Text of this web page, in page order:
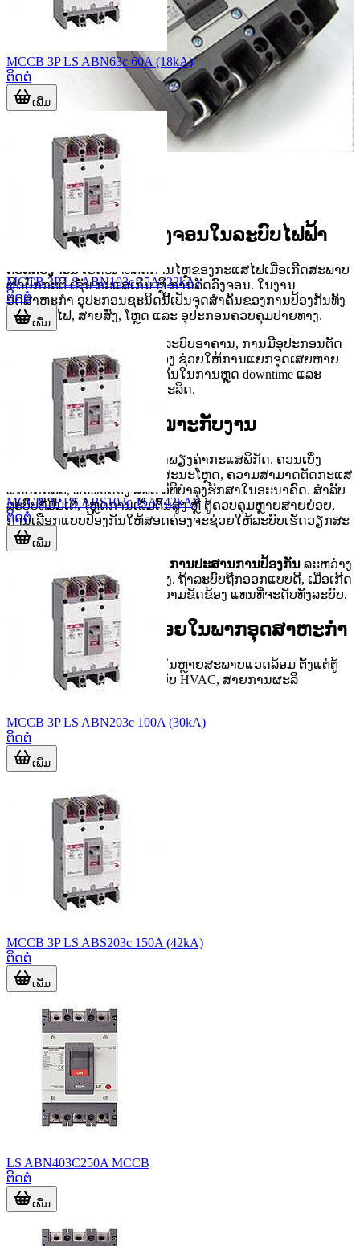
ບົດບາດຂອງຕົວຕັດວົງຈອນໃນລະບົບໄຟຟ້າ
ຕົວຕັດວົງຈອນ ເຮັດໜ້າທີ່ຕັດການໄຫຼຂອງກະແສໄຟເມື່ອເກີດສະພາບ
ຜິດປົກກະຕິ ເຊັ່ນ ກະແສເກີນ ຫຼື ການລັດວົງຈອນ. ໃນງານ
ອຸດສາຫະກຳ ອຸປະກອນຊະນິດນີ້ເປັນຈຸດສຳຄັນຂອງການປ້ອງກັນທັງ
ແຫຼ່ງຈ່າຍໄຟ, ສາຍສົ່ງ, ໂຫຼດ ແລະ ອຸປະກອນຄວບຄຸມປາຍທາງ.
ສຳລັບຜູ້ໃຊ້ງານໃນໂຮງງານ ຫຼື ລະບົບອາຄານ, ການມີອຸປະກອນຕັດ
ວົງຈອນທີ່ຈັບຄູ່ກັບໂຫຼດໄດ້ຖືກຕ້ອງ ຊ່ວຍໃຫ້ການແຍກຈຸດເສຍຫາຍ
ເຮັດໄດ້ໄວຂຶ້ນ. ນີ້ເປັນປັດໃຈສຳຄັນໃນການຫຼຸດ downtime ແລະ
ຮັກສາຄວາມຕໍ່ເນື່ອງຂອງການຜະລິດ.
ແນວທາງເລືອກໃຫ້ເໝາະກັບງານ
ການຄັດເລືອກບໍ່ຄວນພິຈາລະນາພຽງຄ່າກະແສພິກັດ. ຄວນເບິ່ງ
ຮ່ວມກັນທັງແຮງດັນລະບົບ, ລັກສະນະໂຫຼດ, ຄວາມສາມາດຕັດກະແສ
ຜິດປົກກະຕິ, ພື້ນທີ່ຕິດຕັ້ງ ແລະ ວິທີບຳລຸງຮັກສາໃນອະນາຄົດ. ສຳລັບ
ລະບົບທີ່ມີມໍເຕີ, ໂຫຼດການເລີ່ມຕົ້ນສູງ ຫຼື ຕູ້ຄວບຄຸມຫຼາຍສາຍຍ່ອຍ,
ການເລືອກແບບປ້ອງກັນໃຫ້ສອດຄ່ອງຈະຊ່ວຍໃຫ້ລະບົບເຮັດວຽກສະ
ຖຽນຂຶ້ນ.
ການປະສານການປ້ອງກັນ ລະຫວ່າງ
ອຸປະກອນຕົ້ນທາງ ແລະ ປາຍທາງ. ຖ້າລະບົບຖືກອອກແບບດີ, ເມື່ອເກີດ
ບັນຫາຈະຕັດສະເພາະຈຸດທີ່ມີຄວາມຂັດຂ້ອງ ແທນທີ່ຈະດັບທັງລະບົບ.
ການນຳໃຊ້ທີ່ພົບໄດ້ບ່ອຍໃນພາກອຸດສາຫະກຳ
ອຸປະກອນຕັດວົງຈອນຖືກນຳໃຊ້ໃນຫຼາຍສະພາບແວດລ້ອມ ຕັ້ງແຕ່ຕູ້
MDB, ຕູ້ຄວບຄຸມເຄື່ອງຈັກ, ລະບົບ HVAC, ສາຍການຜະລິ
MCCB 3P LS ABN63c 60A (18kA)
ຕິດຕໍ່
ເພີ່ມ
MCCB 3P LS ABN103c 15A (22kA)
ຕິດຕໍ່
ເພີ່ມ
MCCB 3P LS ABS103c 15A (42kA)
ຕິດຕໍ່
ເພີ່ມ
MCCB 3P LS ABN203c 100A (30kA)
ຕິດຕໍ່
ເພີ່ມ
MCCB 3P LS ABS203c 150A (42kA)
ຕິດຕໍ່
ເພີ່ມ
LS ABN403C250A MCCB
ຕິດຕໍ່
ເພີ່ມ